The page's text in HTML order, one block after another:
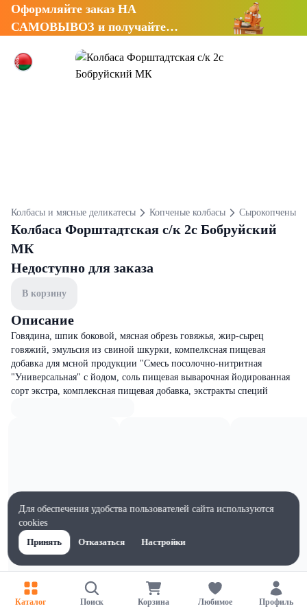
Оформляйте заказ НА
САМОВЫВОЗ и получайте
Колбасы и мясные деликатесы Копченые колбасы Сырокопченые
Колбаса Форштадтская с/к 2с Бобруйский
МК
Недоступно для заказа
В корзину
Описание
Говядина, шпик боковой, мясная обрезь говяжья, жир-сырец
говяжий, эмульсия из свиной шкурки, компелксная пищевая
добавка для мсной продукции "Смесь посолочно-нитритная
"Универсальная" с йодом, соль пищевая выварочная йодированная
сорт экстра, комплексная пищевая добавка, экстракты специй
Каталог Поиск Корзина Любимое Профиль
Для обеспечения удобства пользователей сайта используются
cookies
Принять
Отказаться Настройки